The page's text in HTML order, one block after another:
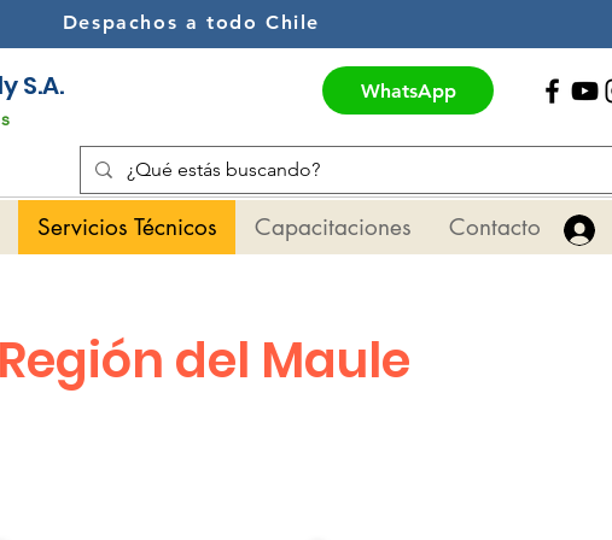
Despachos a todo Chile
S.A. WhatsApp
Servicios Técnicos Capacitaciones Contacto
Región del Maule